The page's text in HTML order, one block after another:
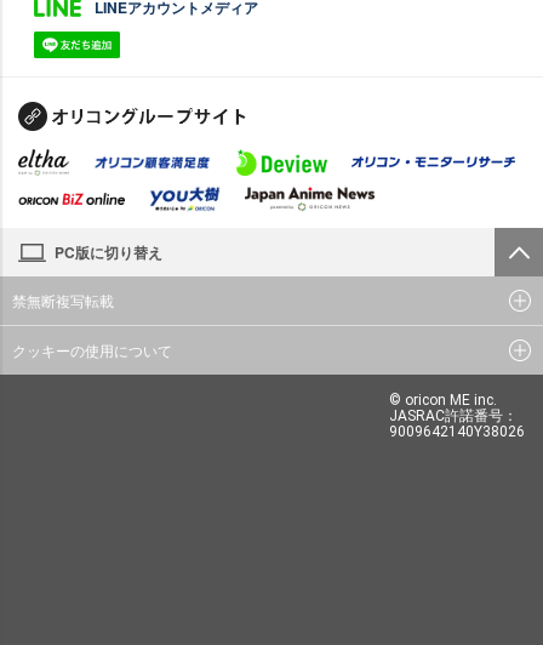
LINEアカウントメディア
PC版に切り替え
禁無断複写転載
クッキーの使用について
© oricon ME inc.
JASRAC許諾番号：
9009642140Y38026